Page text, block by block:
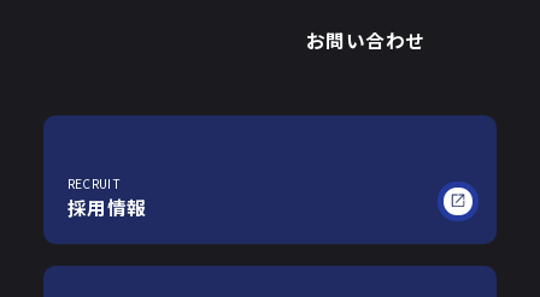
お問い合わせ
RECRUIT
採用情報